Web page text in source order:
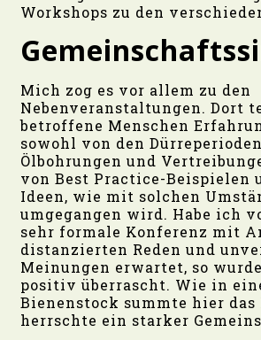
Workshops zu den
Mich zog es vor allem zu den
Nebenveranstaltungen. Dort
betroffene Menschen
sowohl von den
Ölbohrungen und
von Best Practice-Beispielen
Ideen, wie mit solchen
umgegangen wird. Habe ich
sehr formale Konferenz mit
distanzierten Reden und
Meinungen erwartet, so
positiv überrascht. Wie in
Bienenstock summte hier das
herrschte ein starker